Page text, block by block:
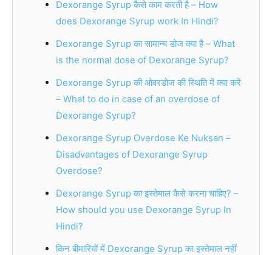
Dexorange Syrup कैसे काम करती है – How
does Dexorange Syrup work In Hindi?
Dexorange Syrup का सामान्य डोज क्या है – What
is the normal dose of Dexorange Syrup?
Dexorange Syrup की ओवरडोज की स्थिति में क्या करें
– What to do in case of an overdose of
Dexorange Syrup?
Dexorange Syrup Overdose Ke Nuksan –
Disadvantages of Dexorange Syrup
Overdose?
Dexorange Syrup का इस्तेमाल कैसे करना चाहिए? –
How should you use Dexorange Syrup In
Hindi?
किन बीमारियों में Dexorange Syrup का इस्तेमाल नहीं